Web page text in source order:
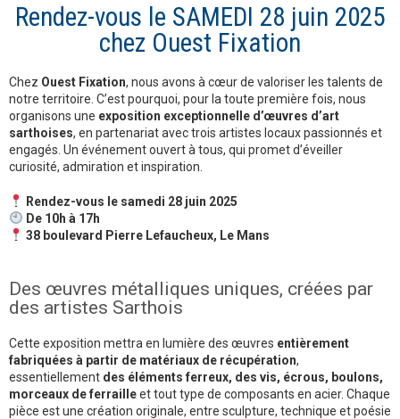
Rendez-vous le SAMEDI 28 juin 2025
chez Ouest Fixation
Chez Ouest Fixation, nous avons à cœur de valoriser les talents de
notre territoire. C’est pourquoi, pour la toute première fois, nous
organisons une exposition exceptionnelle d’œuvres d’art
sarthoises, en partenariat avec trois artistes locaux passionnés et
engagés. Un événement ouvert à tous, qui promet d’éveiller
curiosité, admiration et inspiration.
Rendez-vous le samedi 28 juin 2025
De 10h à 17h
38 boulevard Pierre Lefaucheux, Le Mans
Des œuvres métalliques uniques, créées par
des artistes Sarthois
Cette exposition mettra en lumière des œuvres entièrement
fabriquées à partir de matériaux de récupération,
essentiellement des éléments ferreux, des vis, écrous, boulons,
morceaux de ferrailleet tout type de composants en acier. Chaque
pièce est une création originale, entre sculpture, technique et poésie